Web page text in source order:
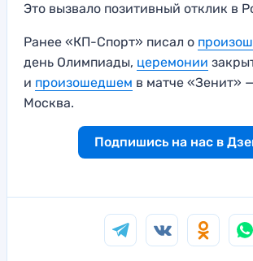
Это вызвало позитивный отклик в
Ранее «КП-Спорт» писал о
день Олимпиады, церемонии
и произошедшем в матче «Зенит»
Москва.
Подпишись на нас в